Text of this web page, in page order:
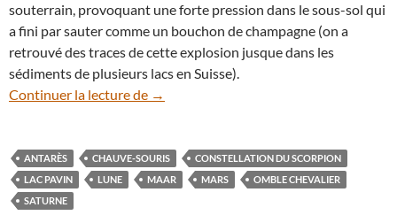
souterrain, provoquant une forte pression dans le sous-sol qui
a fini par sauter comme un bouchon de champagne (on a
retrouvé des traces de cette explosion jusque dans les
sédiments de plusieurs lacs en Suisse).
Continuer la lecture de Auvergne (3) : Lune et planètes au-
→
ANTARÈS CHAUVE-SOURIS
CONSTELLATION DU SCORPION
LAC PAVIN
LUNE MAAR MARS
OMBLE CHEVALIER
SATURNE